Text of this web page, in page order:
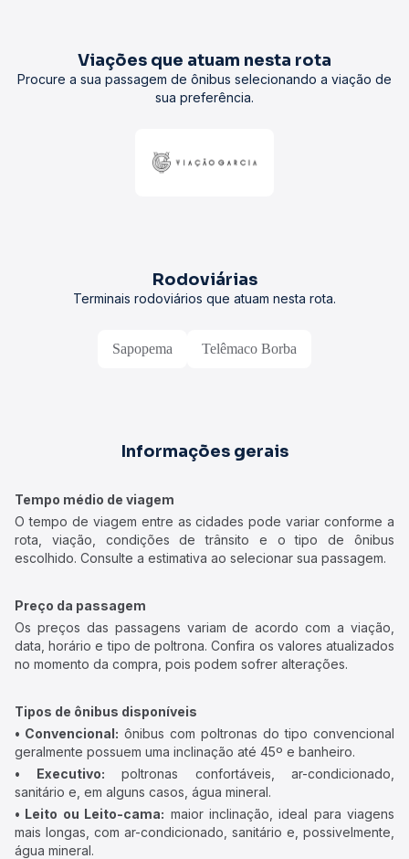
Viações que atuam nesta rota
Procure a sua passagem de ônibus selecionando a viação de
sua preferência.
Rodoviárias
Terminais rodoviários que atuam nesta rota.
Sapopema Telêmaco Borba
Informações gerais
Tempo médio de viagem
O tempo de viagem entre as cidades pode variar conforme a
rota, viação, condições de trânsito e o tipo de ônibus
escolhido. Consulte a estimativa ao selecionar sua passagem.
Preço da passagem
Os preços das passagens variam de acordo com a viação,
data, horário e tipo de poltrona. Confira os valores atualizados
no momento da compra, pois podem sofrer alterações.
Tipos de ônibus disponíveis
• Convencional: ônibus com poltronas do tipo convencional
geralmente possuem uma inclinação até 45º e banheiro.
• Executivo: poltronas confortáveis, ar-condicionado,
sanitário e, em alguns casos, água mineral.
• Leito ou Leito-cama: maior inclinação, ideal para viagens
mais longas, com ar-condicionado, sanitário e, possivelmente,
água mineral.